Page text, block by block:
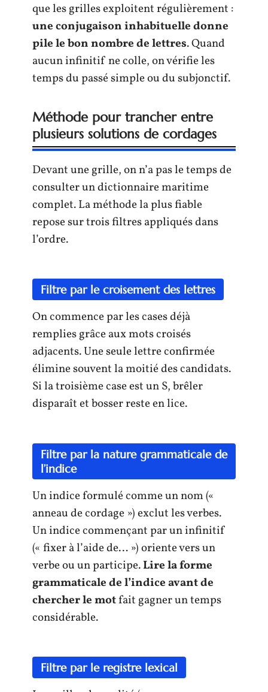
que les grilles exploitent régulièrement :
une conjugaison inhabituelle donne
pile le bon nombre de lettres. Quand
aucun infinitif ne colle, on vérifie les
temps du passé simple ou du subjonctif.
Méthode pour trancher entre
plusieurs solutions de cordages
Devant une grille, on n’a pas le temps de
consulter un dictionnaire maritime
complet. La méthode la plus fiable
repose sur trois filtres appliqués dans
l’ordre.
Filtre par le croisement des lettres
On commence par les cases déjà
remplies grâce aux mots croisés
adjacents. Une seule lettre confirmée
élimine souvent la moitié des candidats.
Si la troisième case est un S, brêler
disparaît et bosser reste en lice.
Filtre par la nature grammaticale de
l’indice
Un indice formulé comme un nom («
anneau de cordage ») exclut les verbes.
Un indice commençant par un infinitif
(« fixer à l’aide de… ») oriente vers un
verbe ou un participe.Lire la forme
grammaticale de l’indice avant de
chercher le motfait gagner un temps
considérable.
Filtre par le registre lexical